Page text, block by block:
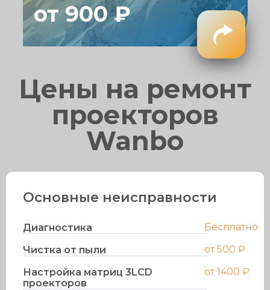
от 900 ₽
Цены на ремонт
проекторов
Wanbo
Основные неисправности
Диагностика
Бесплатно
Чистка от пыли
от 500 ₽
Настройка матриц 3LCD
проекторов
от 1400 ₽